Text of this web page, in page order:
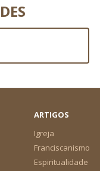
ARTIGOS
Igreja
Franciscanismo
Espiritualidade